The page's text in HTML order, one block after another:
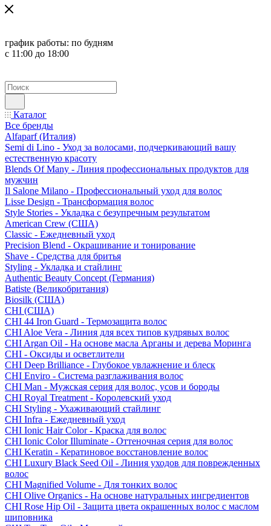
график работы: по будням
с 11:00 до 18:00
Каталог
Все бренды
Alfaparf (Италия)
Semi di Lino - Уход за волосами, подчеркивающий вашу
естественную красоту
Blends Of Many - Линия профессиональных продуктов для
мужчин
Il Salone Milano - Профессиональный уход для волос
Lisse Design - Трансформация волос
Style Stories - Укладка с безупречным результатом
American Crew (США)
Classic - Ежедневный уход
Precision Blend - Окрашивание и тонирование
Shave - Средства для бритья
Styling - Укладка и стайлинг
Authentic Beauty Concept (Германия)
Batiste (Великобритания)
Biosilk (США)
CHI (США)
CHI 44 Iron Guard - Термозащита волос
CHI Aloe Vera - Линия для всех типов кудрявых волос
CHI Argan Oil - На основе масла Арганы и дерева Моринга
CHI - Оксиды и осветлители
CHI Deep Brilliance - Глубокое увлажнение и блеск
CHI Enviro - Система разглаживания волос
CHI Man - Мужская серия для волос, усов и бороды
CHI Royal Treatment - Королевский уход
CHI Styling - Ухаживающий стайлинг
CHI Infra - Ежедневный уход
CHI Ionic Hair Color - Краска для волос
CHI Ionic Color Illuminate - Оттеночная серия для волос
CHI Keratin - Кератиновое восстановление волос
CHI Luxury Black Seed Oil - Линия уходов для поврежденных
волос
CHI Magnified Volume - Для тонких волос
CHI Olive Organics - На основе натуральных ингредиентов
CHI Rose Hip Oil - Защита цвета окрашенных волос с маслом
шиповника